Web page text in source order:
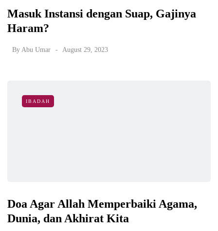
Masuk Instansi dengan Suap, Gajinya
Haram?
By Abu Umar August 29, 2023
IBADAH
Doa Agar Allah Memperbaiki Agama,
Dunia, dan Akhirat Kita